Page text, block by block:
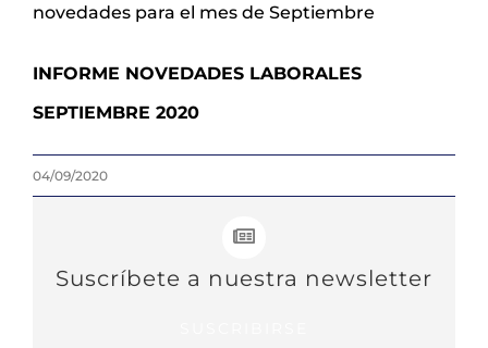
novedades para el mes de Septiembre
INFORME NOVEDADES LABORALES
SEPTIEMBRE 2020
04/09/2020
Suscríbete a nuestra newsletter